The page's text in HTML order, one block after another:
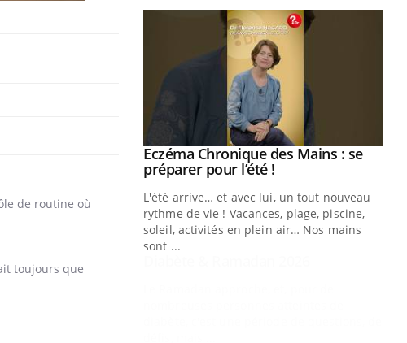
de routine où
toujours que
lui, un tout nouveau
plage, piscine,
Youtube
Diabète & Ramadan 2026Youtube
Le Ramadan approche, et, pour de
nombreuses personnes atteintes de
diabète, c'est une période de questions, de
défis, mais ...